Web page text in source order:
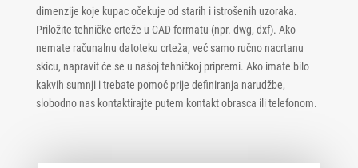
dimenzije koje kupac očekuje od starih i istrošenih uzoraka.
Priložite tehničke crteže u CAD formatu (npr. dwg, dxf). Ako
nemate računalnu datoteku crteža, već samo ručno nacrtanu
skicu, napravit će se u našoj tehničkoj pripremi. Ako imate bilo
kakvih sumnji i trebate pomoć prije definiranja narudžbe,
slobodno nas kontaktirajte putem kontakt obrasca ili telefonom.